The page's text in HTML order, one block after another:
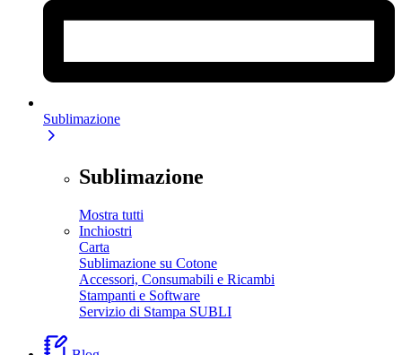
Sublimazione
Sublimazione
Mostra tutti
Inchiostri
Carta
Sublimazione su Cotone
Accessori, Consumabili e Ricambi
Stampanti e Software
Servizio di Stampa SUBLI